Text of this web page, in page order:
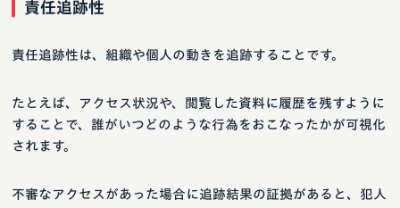
責任追跡性
責任追跡性は、組織や個人の動きを追跡することです。
たとえば、アクセス状況や、閲覧した資料に履歴を残すように
することで、誰がいつどのような行為をおこなったかが可視化
されます。
不審なアクセスがあった場合に追跡結果の証拠があると、犯人